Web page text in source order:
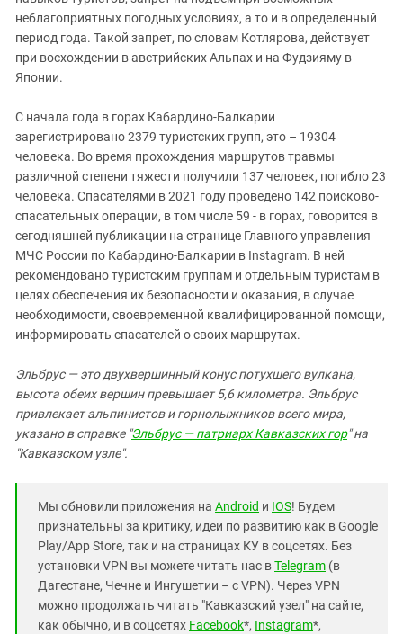
неблагоприятных погодных условиях, а то и в определенный
период года. Такой запрет, по словам Котлярова, действует
при восхождении в австрийских Альпах и на Фудзияму в
Японии.
С начала года в горах Кабардино-Балкарии
зарегистрировано 2379 туристских групп, это – 19304
человека. Во время прохождения маршрутов травмы
различной степени тяжести получили 137 человек, погибло 23
человека. Спасателями в 2021 году проведено 142 поисково-
спасательных операции, в том числе 59 - в горах, говорится в
сегодняшней публикации на странице Главного управления
МЧС России по Кабардино-Балкарии в Instagram. В ней
рекомендовано туристским группам и отдельным туристам в
целях обеспечения их безопасности и оказания, в случае
необходимости, своевременной квалифицированной помощи,
информировать спасателей о своих маршрутах.
Эльбрус — это двухвершинный конус потухшего вулкана,
высота обеих вершин превышает 5,6 километра. Эльбрус
привлекает альпинистов и горнолыжников всего мира,
указано в справке "Эльбрус — патриарх Кавказских гор" на
"Кавказском узле".
Мы обновили приложения на Android и IOS! Будем
признательны за критику, идеи по развитию как в Google
Play/App Store, так и на страницах КУ в соцсетях. Без
установки VPN вы можете читать нас вTelegram (в
Дагестане, Чечне и Ингушетии – с VPN). Через VPN
можно продолжать читать "Кавказский узел" на сайте,
как обычно, и в соцсетях Facebook*, Instagram*,